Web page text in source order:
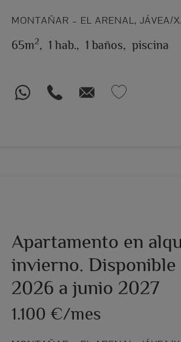
MONTAÑAR – EL ARENAL, JÁVEA/
65m2, 1 hab., 1 baños, piscina
Apartamento en
invierno.
2026 a junio 2027
1.100 €/mes